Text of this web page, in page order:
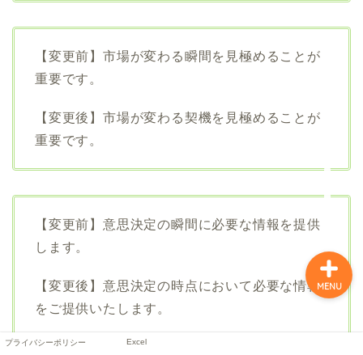
【変更前】市場が変わる瞬間を見極めることが
重要です。
【変更後】市場が変わる契機を見極めることが
重要です。
【変更前】意思決定の瞬間に必要な情報を提供
します。
【変更後】意思決定の時点において必要な情報
をご提供いたします。
プライバシーポリシー Excel
MENU
Excel